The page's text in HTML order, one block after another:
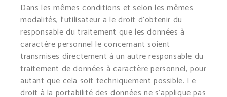
Dans les mêmes conditions et selon les mêmes
modalités, l’utilisateur a le droit d’obtenir du
responsable du traitement que les données à
caractère personnel le concernant soient
transmises directement à un autre responsable du
traitement de données à caractère personnel, pour
autant que cela soit techniquement possible. Le
droit à la portabilité des données ne s’applique pas